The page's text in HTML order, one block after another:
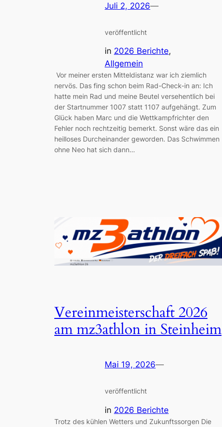
Juli 2, 2026—
veröffentlicht
in 2026 Berichte
Allgemein
Vor meiner ersten Mitteldistanz war ich ziemlich
nervös. Das fing schon beim Rad-Check-in an: Ich
hatte mein Rad und meine Beutel versehentlich bei
der Startnummer 1007 statt 1107 aufgehängt. Zum
Glück haben Marc und die Wettkampfrichter den
Fehler noch rechtzeitig bemerkt. Sonst wäre das ein
heilloses Durcheinander geworden. Das Schwimmen
ohne Neo hat sich dann…
Vereinmeisterschaft 2026
am mz3athlon in Steinheim
Mai 19, 2026—
veröffentlicht
in 2026 Berichte
Trotz des kühlen Wetters und Zukunftssorgen Die